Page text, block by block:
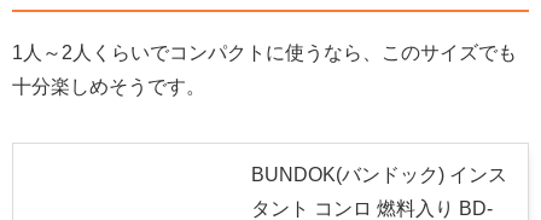
1人～2人くらいでコンパクトに使うなら、このサイズでも
十分楽しめそうです。
BUNDOK(バンドック) インス
タント コンロ 燃料入り BD-